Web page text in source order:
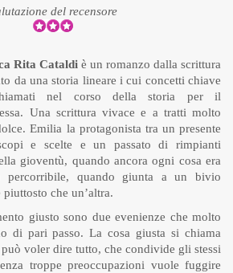
del recensore
Rita Cataldi è un romanzo dalla scrittura
da una storia lineare i cui concetti chiave
nel corso della storia per il
Una scrittura vivace e a tratti molto
Emilia la protagonista tra un presente
e scelte e un passato di rimpianti
gioventù, quando ancora ogni cosa era
percorribile, quando giunta a un bivio
che un’altra.
giusto sono due evenienze che molto
di pari passo. La cosa giusta si chiama
voler dire tutto, che condivide gli stessi
troppe preoccupazioni vuole fuggire